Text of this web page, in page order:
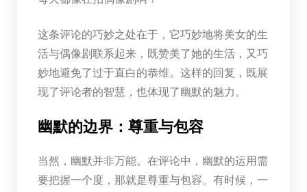
这条评论的巧妙之处在于，它巧妙地将美女的生
活与偶像剧联系起来，既赞美了她的生活，又巧
妙地避免了过于直白的恭维。这样的回复，既展
现了评论者的智慧，也体现了幽默的魅力。
幽默的边界：尊重与包容
当然，幽默并非万能。在评论中，幽默的运用需
要把握一个度，那就是尊重与包容。有时候，一